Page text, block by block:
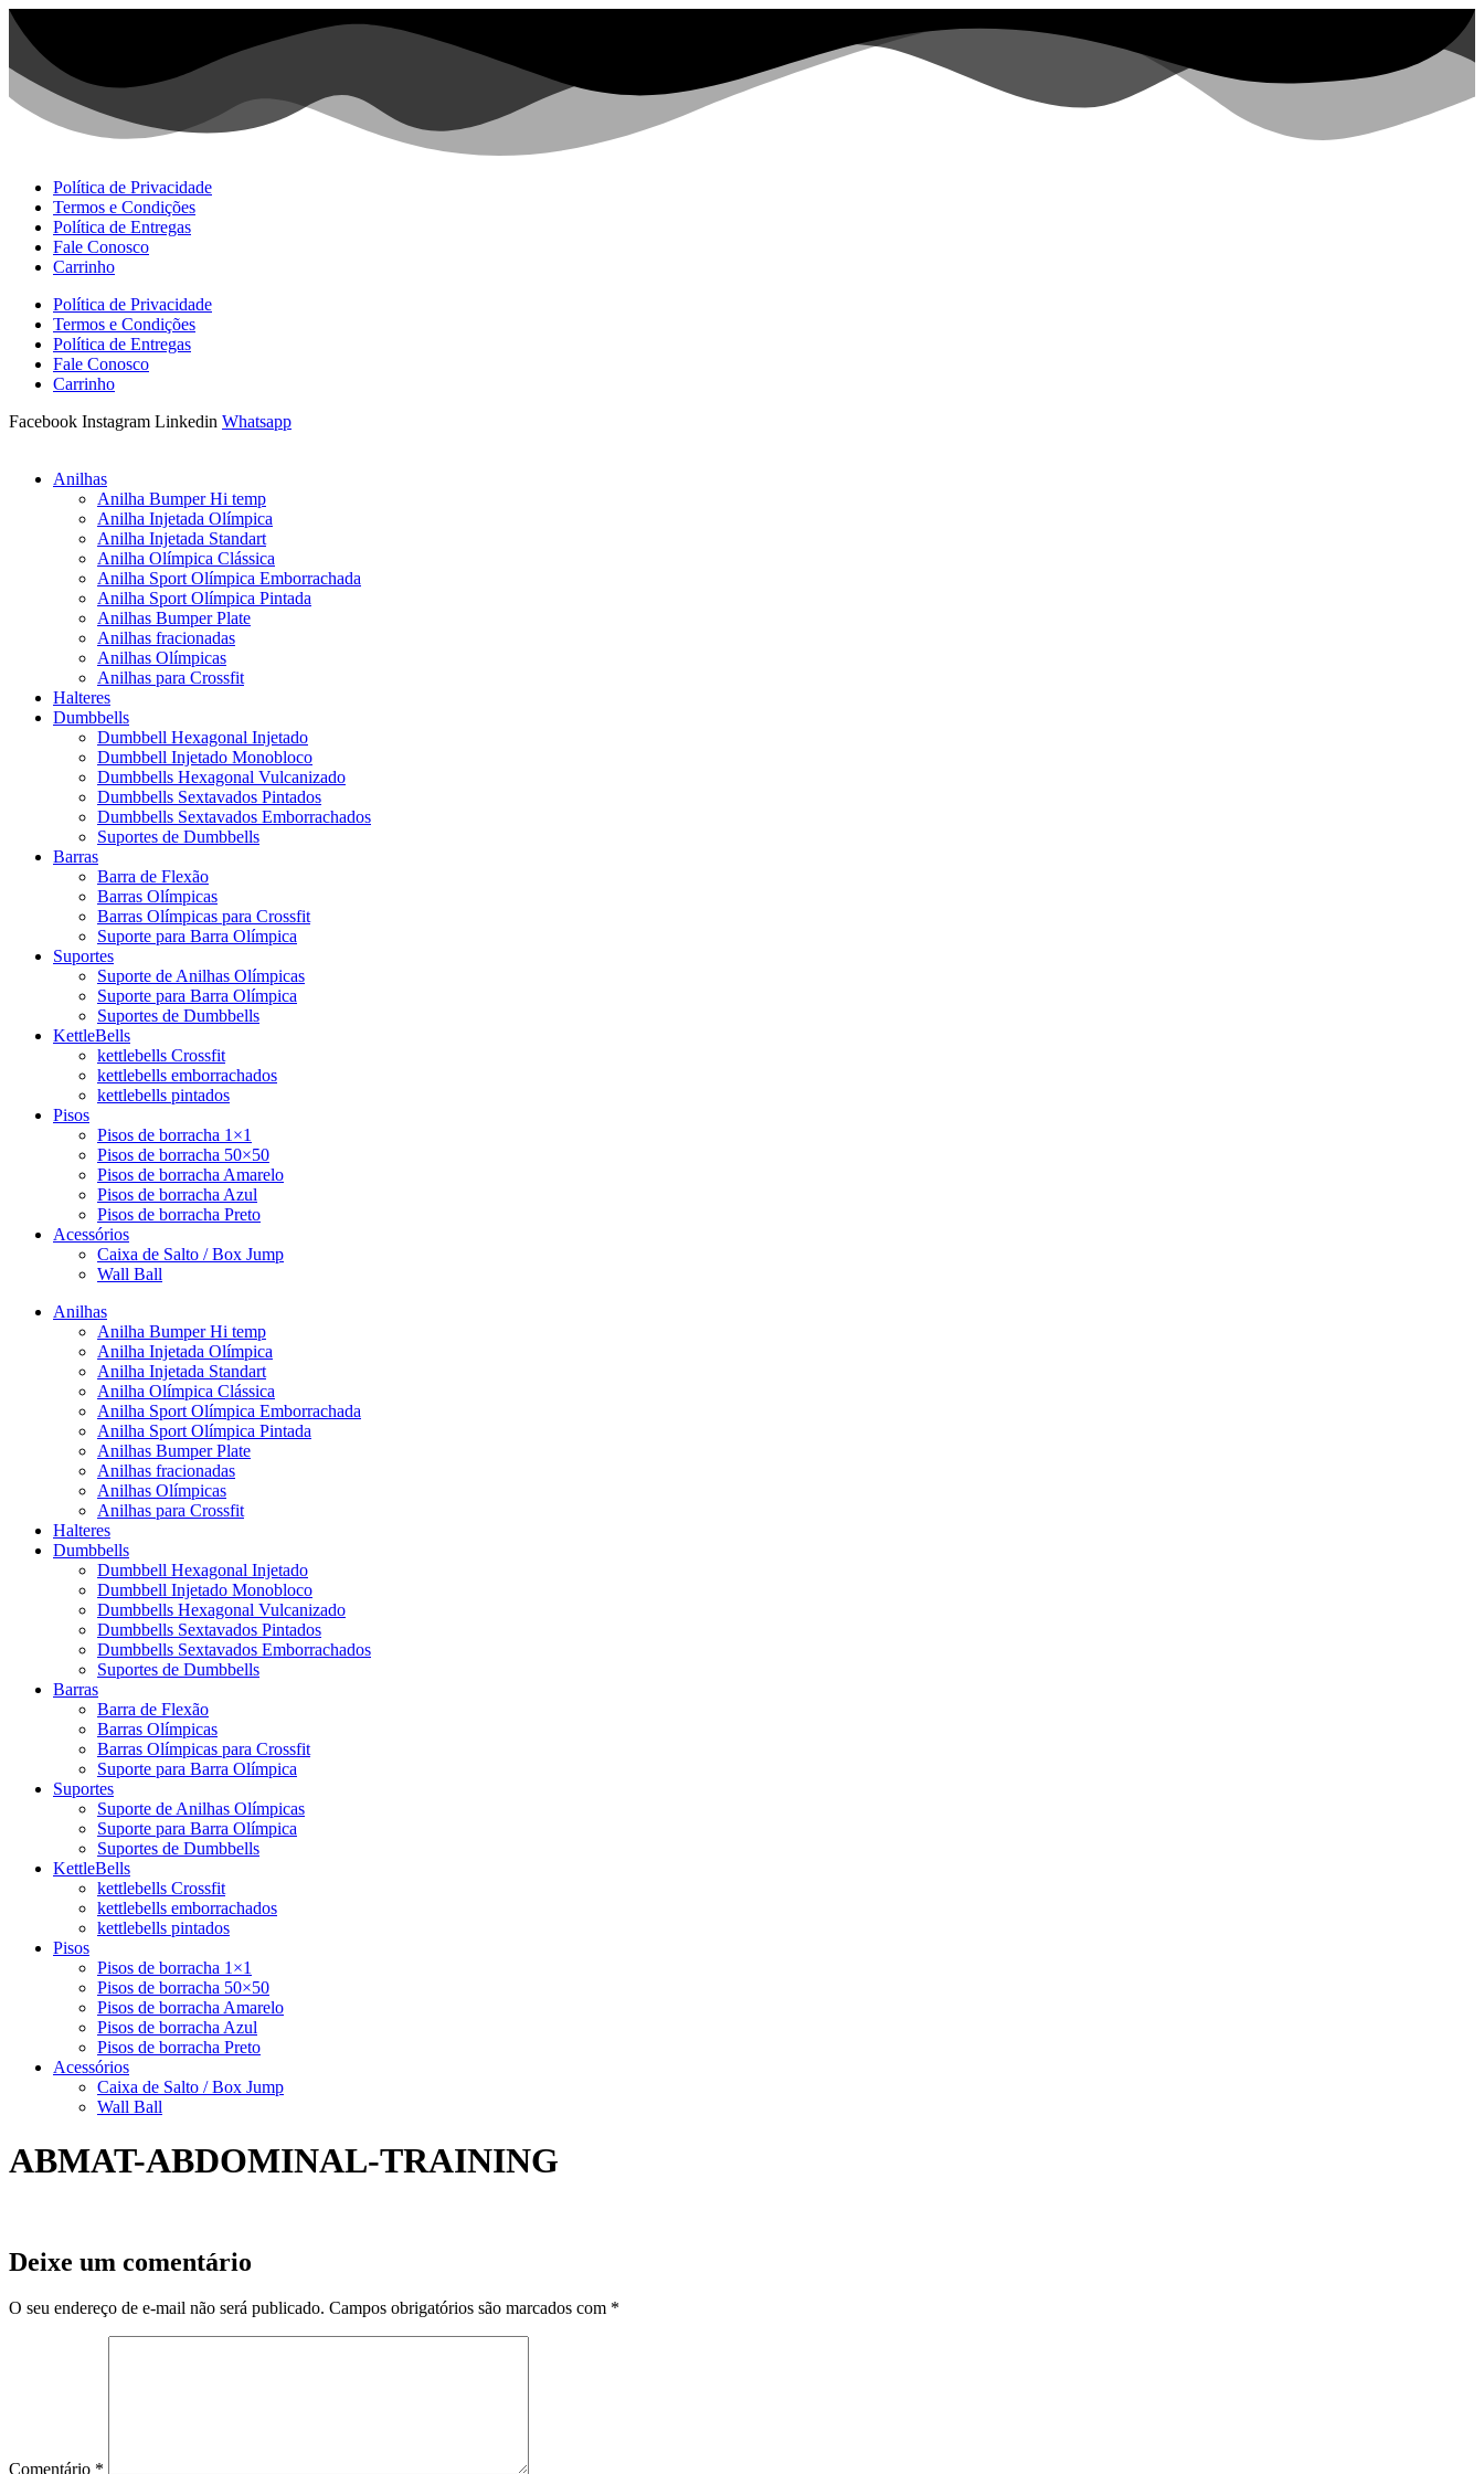
Ir
para
conteúdo
Política de Privacidade
Termos e Condições
Política de Entregas
Fale Conosco
Carrinho
Política de Privacidade
Termos e Condições
Política de Entregas
Fale Conosco
Carrinho
Facebook Instagram Linkedin Whatsapp
Anilhas
Anilha Bumper Hi temp
Anilha Injetada Olímpica
Anilha Injetada Standart
Anilha Olímpica Clássica
Anilha Sport Olímpica Emborrachada
Anilha Sport Olímpica Pintada
Anilhas Bumper Plate
Anilhas fracionadas
Anilhas Olímpicas
Anilhas para Crossfit
Halteres
Dumbbells
Dumbbell Hexagonal Injetado
Dumbbell Injetado Monobloco
Dumbbells Hexagonal Vulcanizado
Dumbbells Sextavados Pintados
Dumbbells Sextavados Emborrachados
Suportes de Dumbbells
Barras
Barra de Flexão
Barras Olímpicas
Barras Olímpicas para Crossfit
Suporte para Barra Olímpica
Suportes
Suporte de Anilhas Olímpicas
Suporte para Barra Olímpica
Suportes de Dumbbells
KettleBells
kettlebells Crossfit
kettlebells emborrachados
kettlebells pintados
Pisos
Pisos de borracha 1×1
Pisos de borracha 50×50
Pisos de borracha Amarelo
Pisos de borracha Azul
Pisos de borracha Preto
Acessórios
Caixa de Salto / Box Jump
Wall Ball
Anilhas
Anilha Bumper Hi temp
Anilha Injetada Olímpica
Anilha Injetada Standart
Anilha Olímpica Clássica
Anilha Sport Olímpica Emborrachada
Anilha Sport Olímpica Pintada
Anilhas Bumper Plate
Anilhas fracionadas
Anilhas Olímpicas
Anilhas para Crossfit
Halteres
Dumbbells
Dumbbell Hexagonal Injetado
Dumbbell Injetado Monobloco
Dumbbells Hexagonal Vulcanizado
Dumbbells Sextavados Pintados
Dumbbells Sextavados Emborrachados
Suportes de Dumbbells
Barras
Barra de Flexão
Barras Olímpicas
Barras Olímpicas para Crossfit
Suporte para Barra Olímpica
Suportes
Suporte de Anilhas Olímpicas
Suporte para Barra Olímpica
Suportes de Dumbbells
KettleBells
kettlebells Crossfit
kettlebells emborrachados
kettlebells pintados
Pisos
Pisos de borracha 1×1
Pisos de borracha 50×50
Pisos de borracha Amarelo
Pisos de borracha Azul
Pisos de borracha Preto
Acessórios
Caixa de Salto / Box Jump
Wall Ball
ABMAT-ABDOMINAL-TRAINING
Deixe um comentário
O seu endereço de e-mail não será publicado. Campos obrigatórios são marcados com *
Comentário *